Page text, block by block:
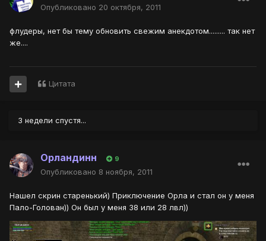
Опубликовано 20 октября, 2011
флудеры, нет бы тему обновить свежим анекдотом......... так нет
же....
Цитата
3 недели спустя...
Орландинн 9
Опубликовано 8 ноября, 2011
Нашел скрин старенький) Приключение Орла и стал он у меня
Пало-Голован)) Он был у меня 38 или 28 лвл))